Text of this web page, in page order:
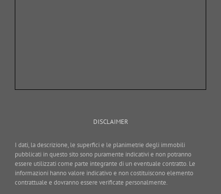
DISCLAIMER
I dati, la descrizione, le superfici e le planimetrie degli immobili
pubblicati in questo sito sono puramente indicativi e non potranno
essere utilizzati come parte integrante di un eventuale contratto. Le
informazioni hanno valore indicativo e non costituiscono elemento
contrattuale e dovranno essere verificate personalmente.